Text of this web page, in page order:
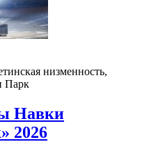
низменность,
Парк
Навки
2026